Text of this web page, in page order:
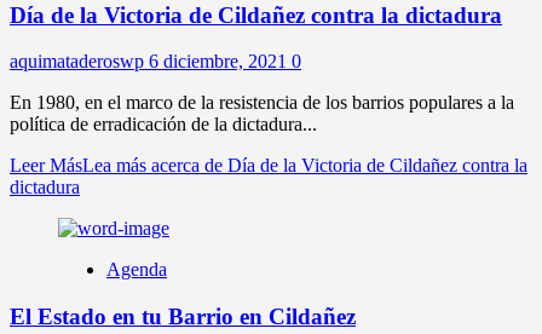
Día de la Victoria de Cildañez contra la dictadura
aquimataderoswp 6 diciembre, 2021 0
En 1980, en el marco de la resistencia de los barrios populares a la
política de erradicación de la dictadura...
Leer MásLea más acerca de Día de la Victoria de Cildañez contra la
dictadura
Agenda
El Estado en tu Barrio en Cildañez